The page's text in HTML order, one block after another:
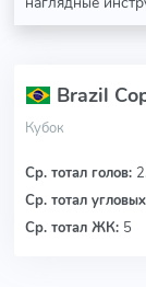
Brazil
Кубок
Ср. тотал голов:
Ср. тотал
Ср. тотал ЖК: 5